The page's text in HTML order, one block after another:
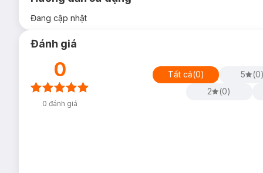
Đang cập nhật
Đánh giá
0
0 đánh giá
Tất cả(0) 5 (0
2
(0)